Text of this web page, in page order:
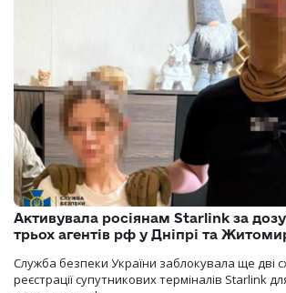
Активувала росіянам Starlink за
трьох агентів рф у Дніпрі та
Служба безпеки України заблокувала ще дві
реєстрації супутникових терміналів Starlink